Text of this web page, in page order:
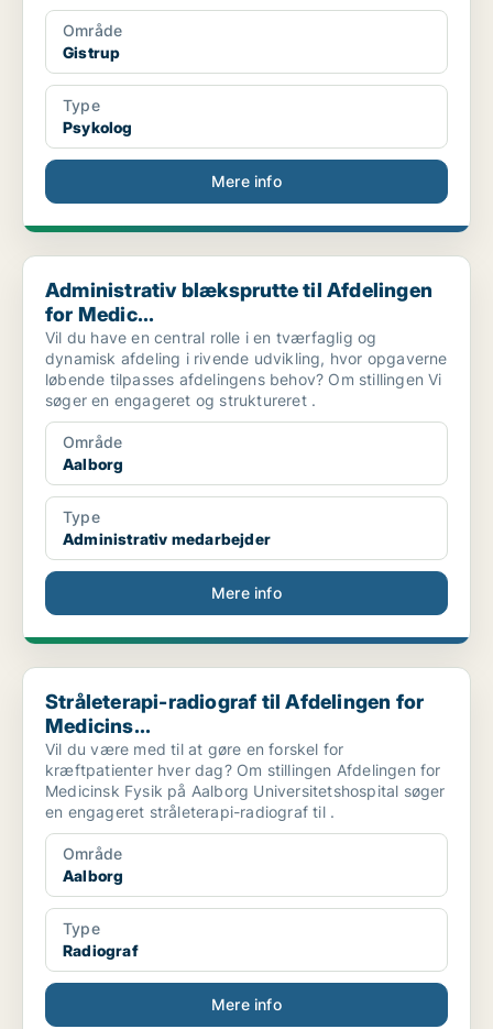
Område
Gistrup
Type
Psykolog
Mere info
Administrativ blæksprutte til Afdelingen for Medic...
Administrativ blæksprutte til Afdelingen
for Medic...
Vil du have en central rolle i en tværfaglig og
dynamisk afdeling i rivende udvikling, hvor opgaverne
løbende tilpasses afdelingens behov? Om stillingen Vi
søger en engageret og struktureret .
Område
Aalborg
Type
Administrativ medarbejder
Mere info
Stråleterapi-radiograf til Afdelingen for Medicins...
Stråleterapi-radiograf til Afdelingen for
Medicins...
Vil du være med til at gøre en forskel for
kræftpatienter hver dag? Om stillingen Afdelingen for
Medicinsk Fysik på Aalborg Universitetshospital søger
en engageret stråleterapi-radiograf til .
Område
Aalborg
Type
Radiograf
Mere info